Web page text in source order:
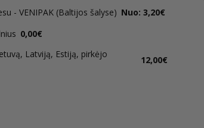
- VENIPAK (Baltijos šalyse) Nuo: 3,20€
0,00€
Latviją, Estiją, pirkėjo
12,00€